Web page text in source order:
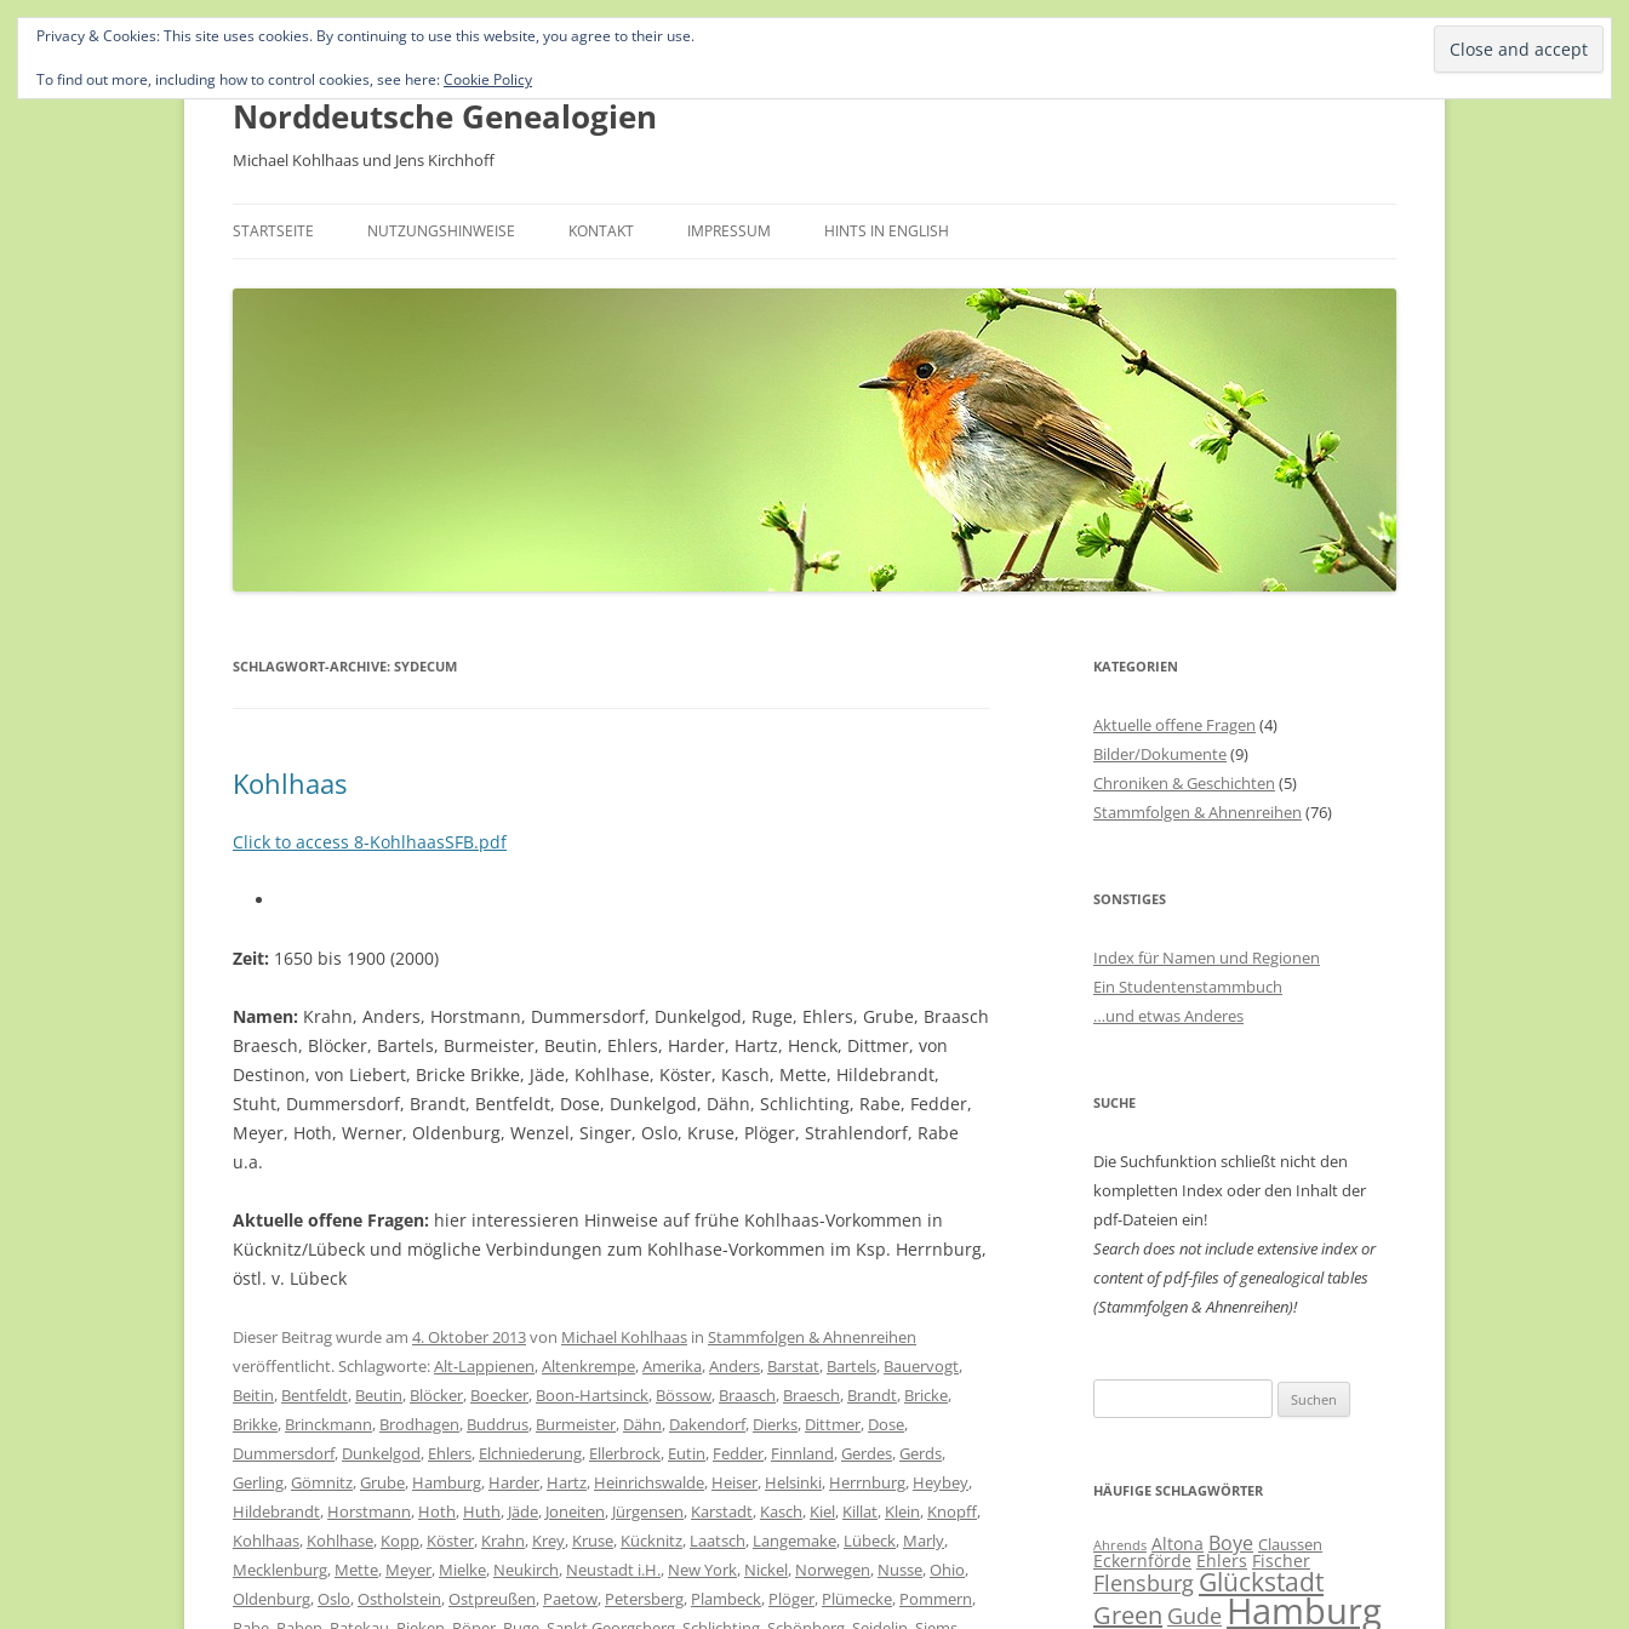
Norddeutsche Genealogien
Michael Kohlhaas und Jens Kirchhoff
Inhalt
STARTSEITE NUTZUNGSHINWEISE KONTAKT IMPRESSUM HINTS IN ENGLISH
SCHLAGWORT-ARCHIVE: SYDECUM
Kohlhaas
Click to access 8-KohlhaasSFB.pdf
Zeit: 1650 bis 1900 (2000)
Namen: Krahn, Anders, Horstmann, Dummersdorf, Dunkelgod, Ruge, Ehlers, Grube, Braasch
Braesch, Blöcker, Bartels, Burmeister, Beutin, Ehlers, Harder, Hartz, Henck, Dittmer, von
Destinon, von Liebert, Bricke Brikke, Jäde, Kohlhase, Köster, Kasch, Mette, Hildebrandt,
Stuht, Dummersdorf, Brandt, Bentfeldt, Dose, Dunkelgod, Dähn, Schlichting, Rabe, Fedder,
Meyer, Hoth, Werner, Oldenburg, Wenzel, Singer, Oslo, Kruse, Plöger, Strahlendorf, Rabe
u.a.
Aktuelle offene Fragen: hier interessieren Hinweise auf frühe Kohlhaas-Vorkommen in
Kücknitz/Lübeck und mögliche Verbindungen zum Kohlhase-Vorkommen im Ksp. Herrnburg,
östl. v. Lübeck
Dieser Beitrag wurde am 4. Oktober 2013von Michael Kohlhaas in Stammfolgen & Ahnenreihen
veröffentlicht. Schlagworte:Alt-Lappienen,Altenkrempe,Amerika,Anders, Barstat, Bartels, Bauervogt,
Beitin, Bentfeldt, Beutin, Blöcker, Boecker, Boon-Hartsinck, Bössow, Braasch, Braesch, Brandt, Bricke,
Brikke, Brinckmann, Brodhagen, Buddrus, Burmeister, Dähn, Dakendorf, Dierks, Dittmer, Dose,
Dummersdorf, Dunkelgod, Ehlers, Elchniederung, Ellerbrock, Eutin, Fedder, Finnland,Gerdes,Gerds,
Gerling,Gömnitz,Grube, Hamburg, Harder, Hartz, Heinrichswalde, Heiser, Helsinki, Herrnburg, Heybey,
Hildebrandt, Horstmann, Hoth, Huth, Jäde, Joneiten, Jürgensen, Karstadt, Kasch, Kiel, Killat, Klein, Knopff,
Kohlhaas, Kohlhase, Kopp, Köster, Krahn, Krey, Kruse, Kücknitz, Laatsch, Langemake, Lübeck, Marly,
Mecklenburg, Mette, Meyer, Mielke, Neukirch, Neustadt i.H., New York, Nickel, Norwegen, Nusse,Ohio,
Oldenburg,Oslo,Ostholstein,Ostpreußen, Paetow, Petersberg, Plambeck, Plöger, Plümecke, Pommern,
KATEGORIEN
Aktuelle offene Fragen (4)
Bilder/Dokumente(9)
Chroniken & Geschichten (5)
Stammfolgen & Ahnenreihen (76)
SONSTIGES
Index für Namen und Regionen
Ein Studentenstammbuch
…und etwas Anderes
SUCHE
Die Suchfunktion schließt nicht den
kompletten Index oder den Inhalt der
pdf-Dateien ein!
Search does not include extensive index or
content ofpdf-files of genealogical tables
(Stammfolgen & Ahnenreihen)!
nach:
HÄUFIGE SCHLAGWÖRTER
Ahrends Altona Boye Claussen
Eckernförde Ehlers Fischer
Flensburg Glückstadt
Green Gude Hamburg
Privacy & Cookies: This site uses cookies. By continuing to use this website, you agree to their use.
To find out more, including how to control cookies, see here:Cookie Policy